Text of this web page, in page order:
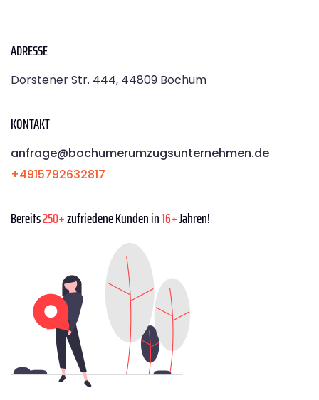
ADRESSE
Dorstener Str. 444, 44809 Bochum
KONTAKT
anfrage@bochumerumzugsunternehmen.de
+4915792632817
Bereits250+zufriedene Kunden in16+Jahren!